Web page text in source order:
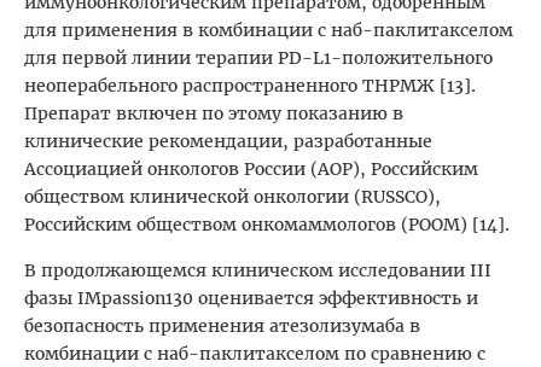
для применения в комбинации с наб-паклитакселом
для первой линии терапии PD-L1-положительного
неоперабельного распространенного ТНРМЖ [13].
Препарат включен по этому показанию в
клинические рекомендации, разработанные
Ассоциацией онкологов России (АОР), Российским
обществом клинической онкологии (RUSSCO),
Российским обществом онкомаммологов (РООМ) [14].
В продолжающемся клиническом исследовании III
фазы IMpassion130 оценивается эффективность и
безопасность применения атезолизумаба в
комбинации с наб-паклитакселом по сравнению с